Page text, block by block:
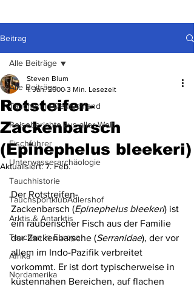
Beitrag
Alle Beiträge
Tauchen in Deutschland
Reiseberichte aus aller Welt
Fischführer
Unterwasserarchäologie
Tauchhistorie
TauchsportklubAdlershof
Arktis & Antarktis
Tauchen in Europa
Afrika
Nordamerika
Alle Beiträge
Rotsteifen-
Zackenbarsch
(Epinephelus bleekeri)
Steven Blum
1. Jan. 2000 3 Min. Lesezeit
Aktualisiert:7. Feb.
Der Rotstreifen-
Zackenbarsch (Epinephelus bleekeri) ist
ein räuberischer Fisch aus der Familie
der Zackenbarsche (Serranidae), der vor
allem im Indo-Pazifik verbreitet
vorkommt. Er ist dort typischerweise in
küstennahen Bereichen, auf flachen